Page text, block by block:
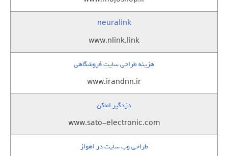
neuralink
www.nlink.link
هزینه طراحی سایت فروشگاهی
www.irandnn.ir
دزدگیر اماکن
www.sato-electronic.com
طراحی وب سایت در اهواز